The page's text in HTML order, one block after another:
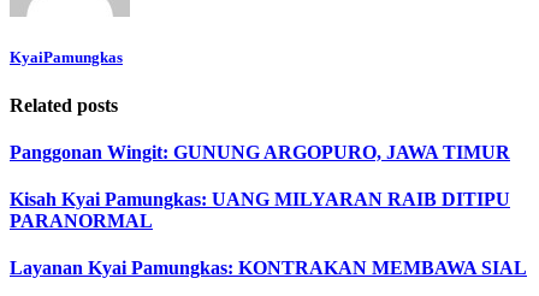
KyaiPamungkas
Related posts
Panggonan Wingit: GUNUNG ARGOPURO, JAWA TIMUR
Kisah Kyai Pamungkas: UANG MILYARAN RAIB DITIPU
PARANORMAL
Layanan Kyai Pamungkas: KONTRAKAN MEMBAWA SIAL